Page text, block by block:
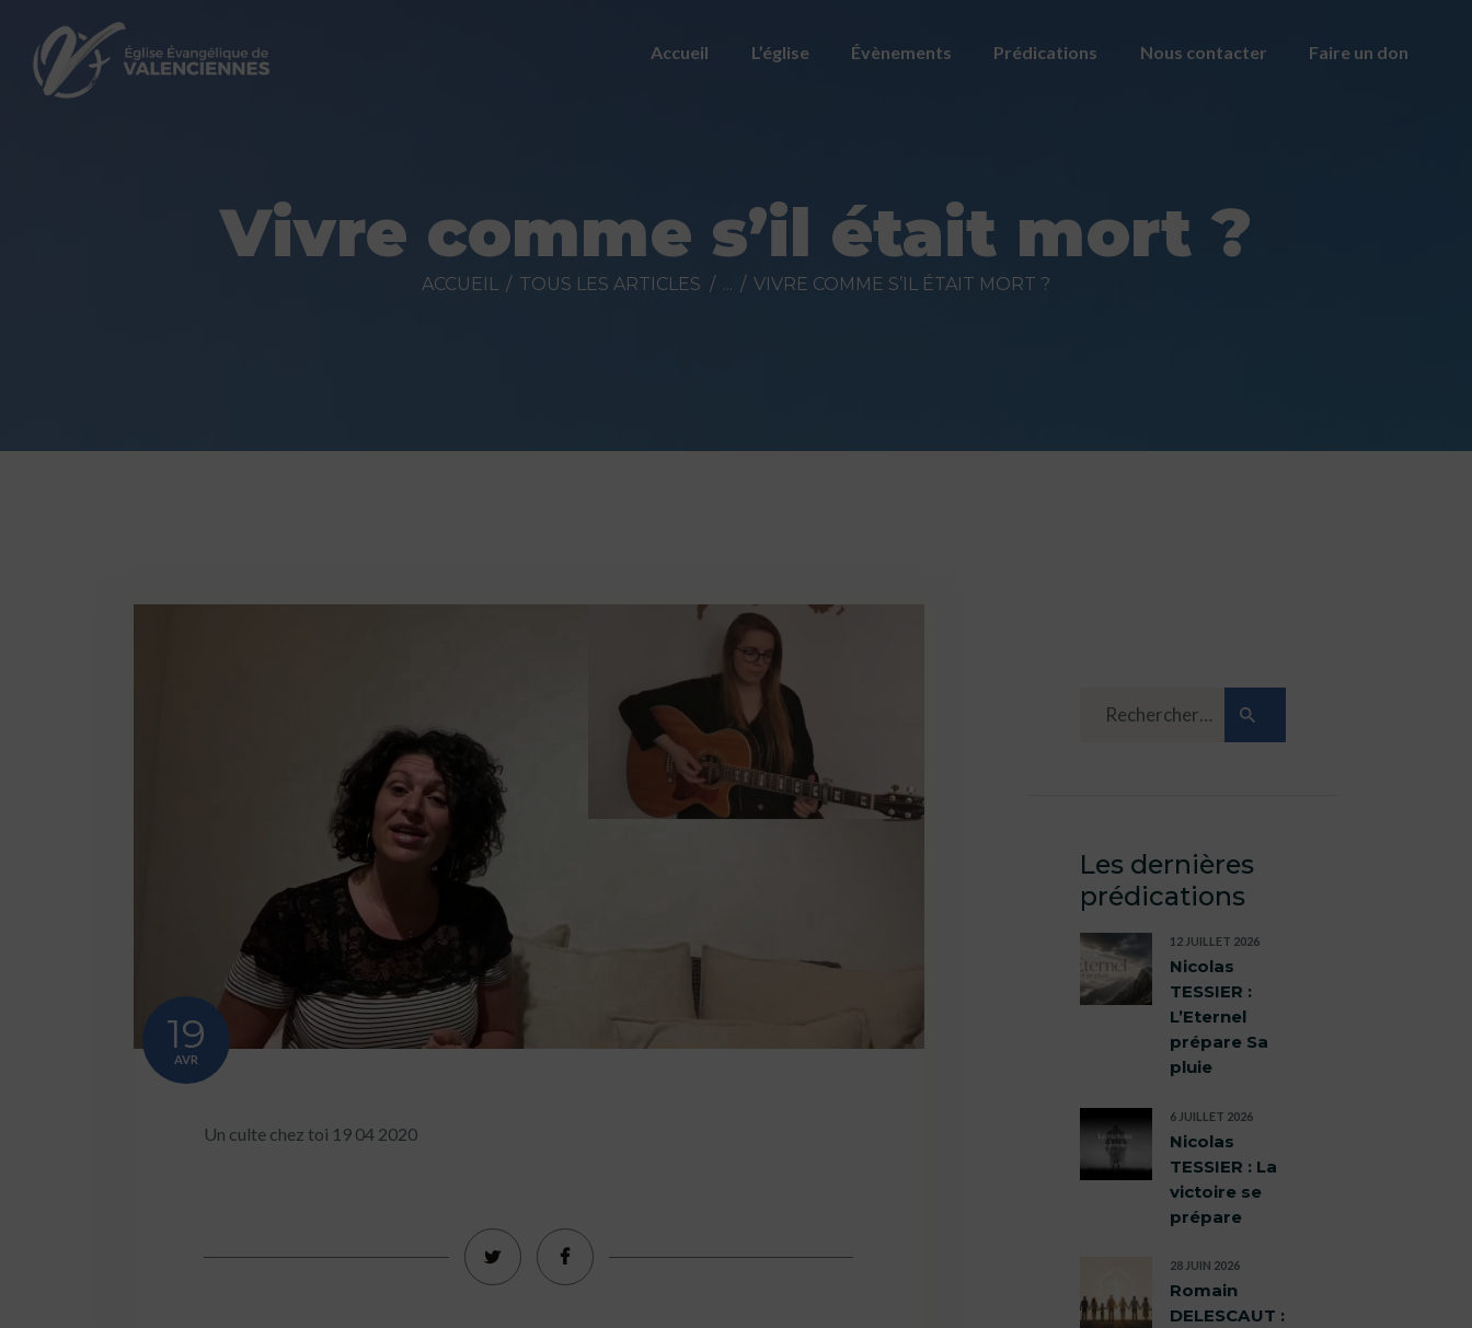
Accueil L’église Évènements Prédications Nous contacter Faire un don
Vivre comme s’il était mort ?
ACCUEIL TOUS LES ARTICLES ... VIVRE COMME S’IL ÉTAIT MORT ?
PRÉDICATIONS
NOUS
CONTACTER
19
AVR
Un culte chez toi 19 04 2020
Les dernières
prédications
Nicolas
TESSIER :
L’Eternel
prépare Sa
pluie
12 JUILLET 2026
Nicolas
TESSIER : La
victoire se
prépare
6 JUILLET 2026
Romain
DELESCAUT :
28 JUIN 2026